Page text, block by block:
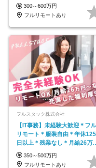
在宅勤務手当あり
300～600万円
フルリモートあり
フルスタック株式会社
【IT事務】未経験大歓迎＊フル
リモート＊服装自由＊年休125
日以上＊残業なし＊月給26万
以上
350～500万円
フルリモートあり